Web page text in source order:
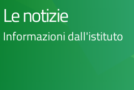
Le notizie
Informazioni dall'istituto